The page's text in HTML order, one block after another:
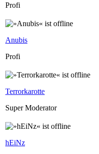
Profi
Anubis
Profi
Terrorkarotte
Super Moderator
hEiNz